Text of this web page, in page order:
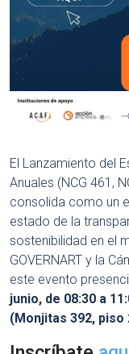
El Lanzamiento del
Anuales (NCG 461,
consolida como un
estado de la
sostenibilidad en el
GOVERNART y la
este evento
junio, de 08:30 a
(Monjitas 392, piso